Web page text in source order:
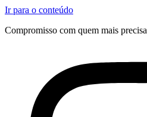
Ir para o conteúdo
Compromisso com quem mais precisa